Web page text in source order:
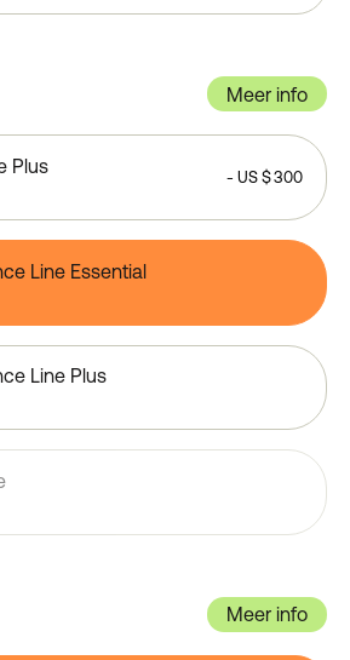
Meer info
Plus
-US $300
Line Essential
Line Plus
Meer info